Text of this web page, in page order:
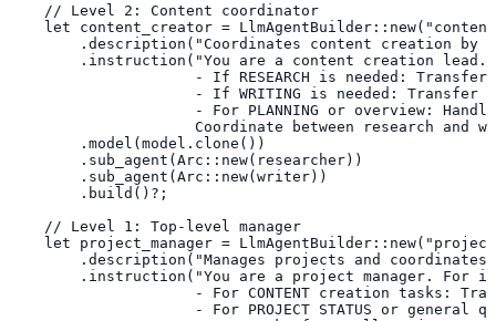
    // Level 2: Content coordinator
let content_creator =
.description("Coordinates content creation by
.instruction("You are a content creation lead.
- If RESEARCH is needed: Transfer
- If WRITING is needed: Transfer
- For PLANNING or overview:
Coordinate between research and
        .model(model.clone())
        .sub_agent(Arc::new(researcher))
        .sub_agent(Arc::new(writer))
        .build()?;
    // Level 1: Top-level manager
let project_manager =
.description("Manages projects and coordinates
.instruction("You are a project manager. For
- For CONTENT creation tasks:
- For PROJECT STATUS or general